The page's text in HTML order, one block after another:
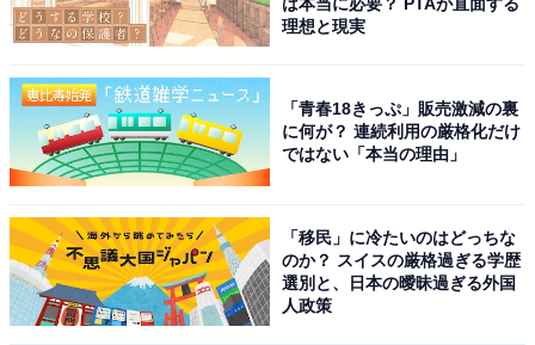
理想と現実
「青春18きっぷ」販売激減の裏
に何が？ 連続利用の厳格化だけ
ではない「本当の理由」
「移民」に冷たいのはどっちな
のか？ スイスの厳格過ぎる学歴
選別と、日本の曖昧過ぎる外国
人政策